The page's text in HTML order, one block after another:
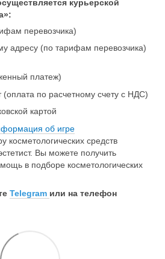
курьерской
перевозчика)
адресу (по тарифам перевозчика)
платеж)
(оплата по расчетному счету с НДС)
картой
об игре
косметологических средств
Вы можете получить
в подборе косметологических
Telegram или на телефон